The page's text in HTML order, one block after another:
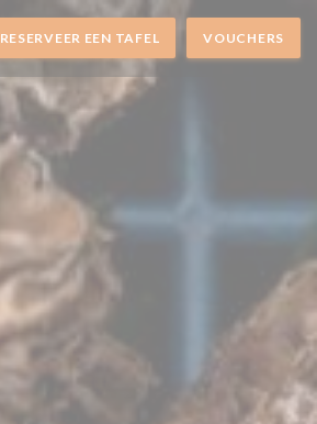
RESERVEER EEN TAFEL VOUCHERS